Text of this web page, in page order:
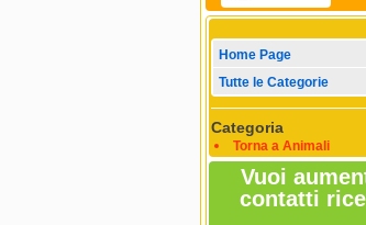
Home Page
Tutte le Categorie
Categoria
Torna a Animali
Vuoi
contatti